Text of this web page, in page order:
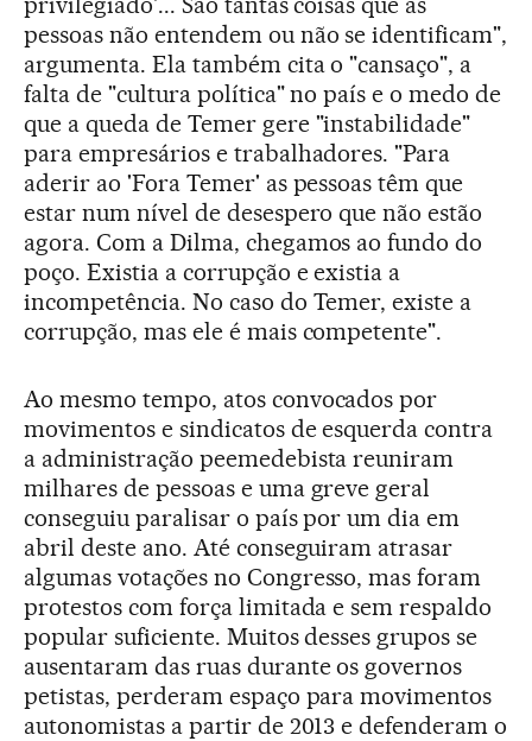
pessoas não entendem ou não se identificam",
argumenta. Ela também cita o "cansaço", a
falta de "cultura política" no país e o medo de
que a queda de Temer gere "instabilidade"
para empresários e trabalhadores. "Para
aderir ao 'Fora Temer' as pessoas têm que
estar num nível de desespero que não estão
agora. Com a Dilma, chegamos ao fundo do
poço. Existia a corrupção e existia a
incompetência. No caso do Temer, existe a
corrupção, mas ele é mais competente".
Ao mesmo tempo, atos convocados por
movimentos e sindicatos de esquerda contra
a administração peemedebista reuniram
milhares de pessoas e uma greve geral
conseguiu paralisar o país por um dia em
abril deste ano. Até conseguiram atrasar
algumas votações no Congresso, mas foram
protestos com força limitada e sem respaldo
popular suficiente. Muitos desses grupos se
ausentaram das ruas durante os governos
petistas, perderam espaço para movimentos
autonomistas a partir de 2013 e defenderam o